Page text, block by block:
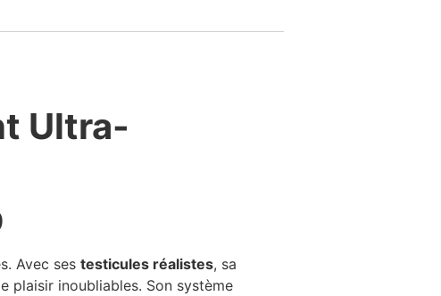
Ultra-
Avec ses testicules réalistes, sa
plaisir inoubliables. Son système